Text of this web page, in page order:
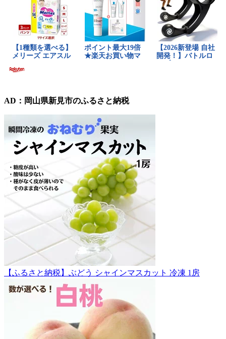
AD：岡山県新見市のふるさと納税
【ふるさと納税】ぶどう シャインマスカット 冷凍 1房